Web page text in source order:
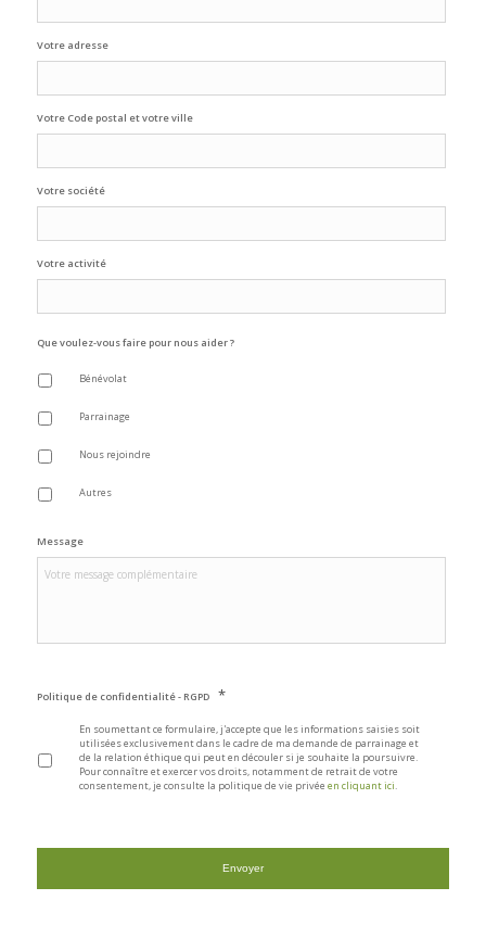
Votre adresse
Votre Code postal et votre ville
Votre société
Votre activité
Que voulez-vous faire pour nous aider ?
Bénévolat
Parrainage
Nous rejoindre
Autres
Message
Politique de confidentialité - RGPD *
En soumettant ce formulaire, j'accepte que les informations saisies soit
utilisées exclusivement dans le cadre de ma demande de parrainage et
de la relation éthique qui peut en découler si je souhaite la poursuivre.
Pour connaître et exercer vos droits, notamment de retrait de votre
consentement, je consulte la politique de vie privée en cliquant ici.